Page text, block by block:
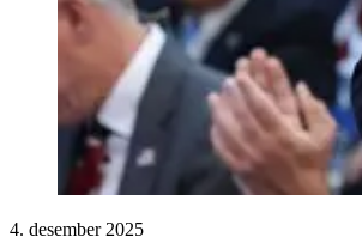
4. desember 2025